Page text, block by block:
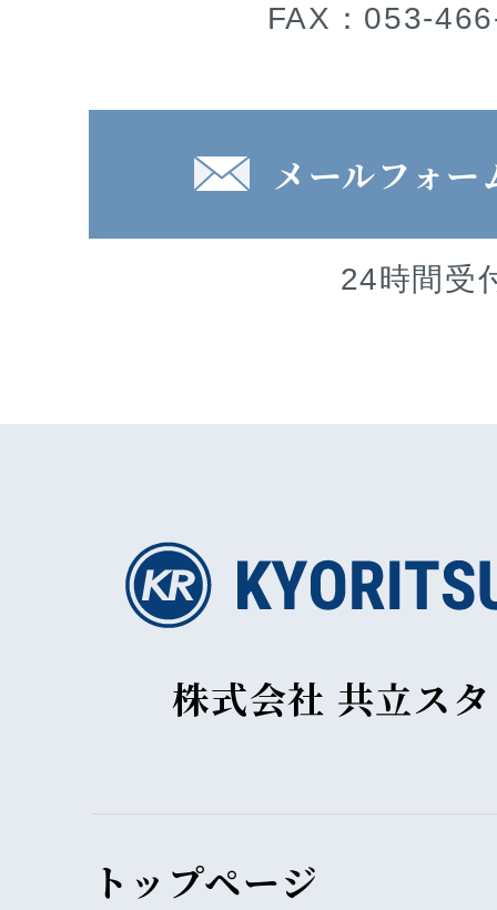
FAX：053-
メールフォー
24時間受
株式会社 共立ス
トップページ